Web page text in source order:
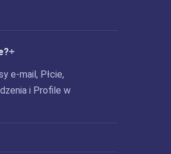
e-mail, Płcie,
i Profile w